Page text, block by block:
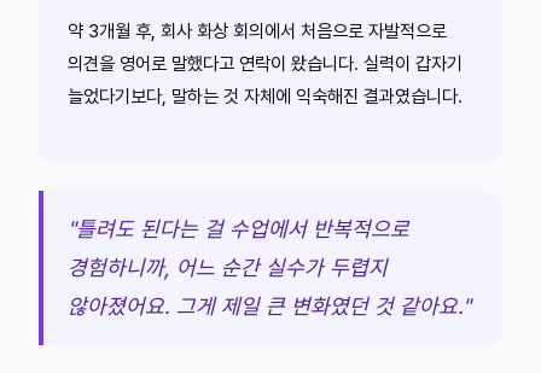
약 3개월 후, 회사 화상 회의에서 처음으로 자발적으로
의견을 영어로 말했다고 연락이 왔습니다. 실력이 갑자기
늘었다기보다, 말하는 것 자체에 익숙해진 결과였습니다.
"틀려도 된다는 걸 수업에서 반복적으로
경험하니까, 어느 순간 실수가 두렵지
않아졌어요. 그게 제일 큰 변화였던 것 같아요."